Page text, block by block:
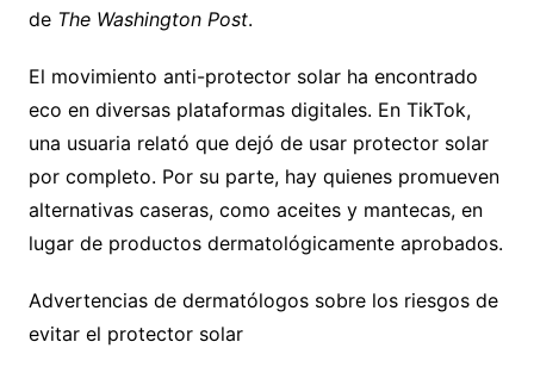
de The Washington Post.
El movimiento anti-protector solar ha encontrado
eco en diversas plataformas digitales. En TikTok,
una usuaria relató que dejó de usar protector solar
por completo. Por su parte, hay quienes promueven
alternativas caseras, como aceites y mantecas, en
lugar de productos dermatológicamente aprobados.
Advertencias de dermatólogos sobre los riesgos de
evitar el protector solar